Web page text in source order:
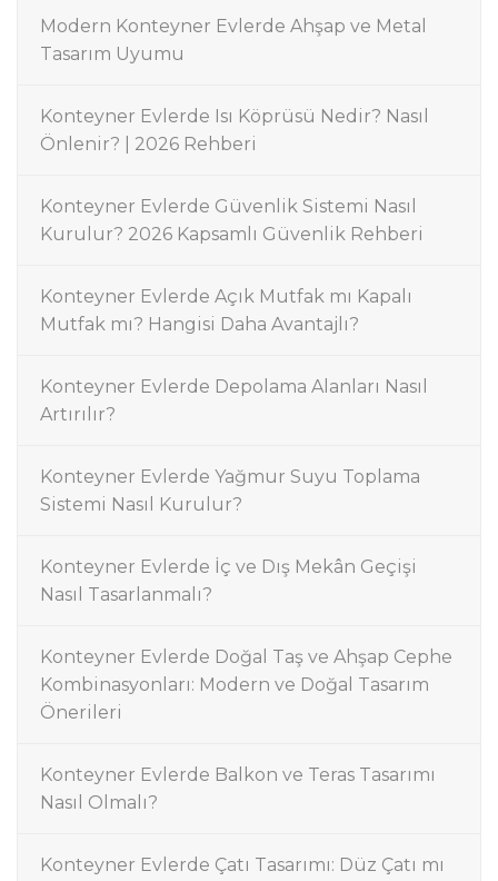
Modern Konteyner Evlerde Ahşap ve Metal
Tasarım Uyumu
Konteyner Evlerde Isı Köprüsü Nedir? Nasıl
Önlenir? | 2026 Rehberi
Konteyner Evlerde Güvenlik Sistemi Nasıl
Kurulur? 2026 Kapsamlı Güvenlik Rehberi
Konteyner Evlerde Açık Mutfak mı Kapalı
Mutfak mı? Hangisi Daha Avantajlı?
Konteyner Evlerde Depolama Alanları Nasıl
Artırılır?
Konteyner Evlerde Yağmur Suyu Toplama
Sistemi Nasıl Kurulur?
Konteyner Evlerde İç ve Dış Mekân Geçişi
Nasıl Tasarlanmalı?
Konteyner Evlerde Doğal Taş ve Ahşap Cephe
Kombinasyonları: Modern ve Doğal Tasarım
Önerileri
Konteyner Evlerde Balkon ve Teras Tasarımı
Nasıl Olmalı?
Konteyner Evlerde Çatı Tasarımı: Düz Çatı mı